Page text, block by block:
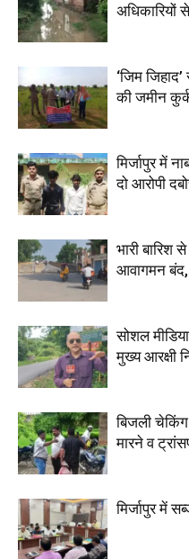
अधिकारियों
‘जिम
की जमीन
मिर्जापुर में
दो आरोपी
भारी बारिश
आवागमन बंद,
सोशल
मुख्य आरक्षी
बिजली
मारने व
मिर्जापुर में